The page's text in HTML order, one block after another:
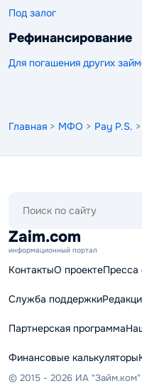
Под залог
Рефинансирование
Для погашения других
Главная > МФО > Pay P.S.
сайту
Zaim.com
информационный портал
КонтактыО проектеПресса
Служба поддержки
Партнерская программа
Финансовые калькуляторы
© 2015 - 2026 ИА "Займ.ком"